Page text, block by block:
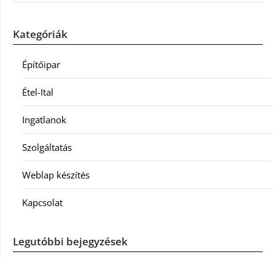
Kategóriák
Építőipar
Étel-Ital
Ingatlanok
Szolgáltatás
Weblap készítés
Kapcsolat
Legutóbbi bejegyzések